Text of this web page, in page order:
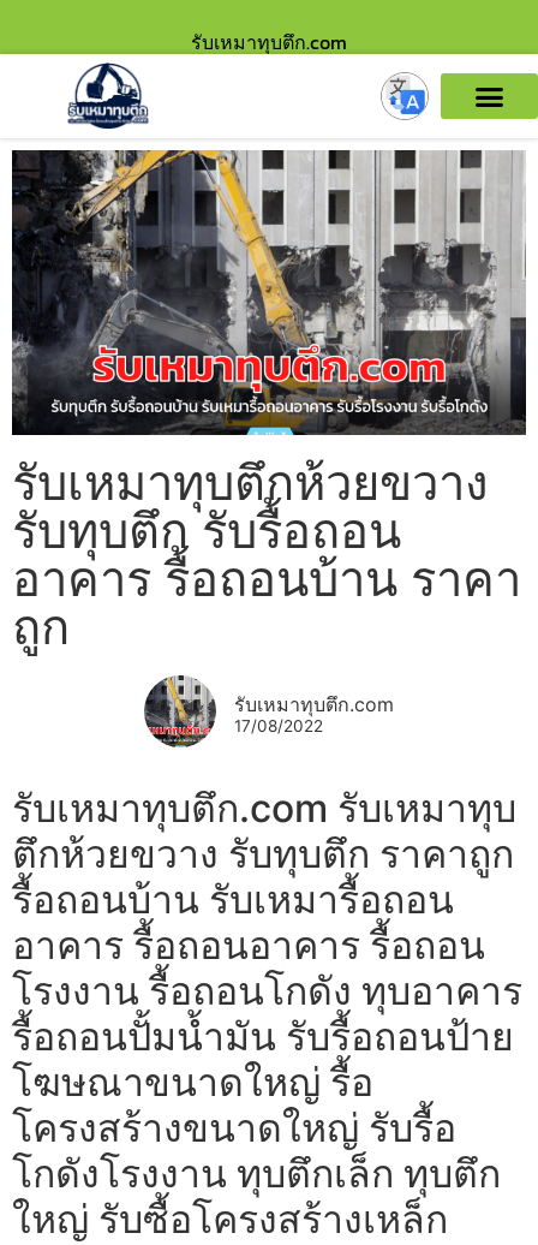
รับเหมาทุบตึก.com
รับเหมาทุบตึกห้วยขวาง
รับทุบตึก รับรื้อถอน
อาคาร รื้อถอนบ้าน ราคา
ถูก
รับเหมาทุบตึก.com
17/08/2022
รับเหมาทุบตึก.com รับเหมาทุบ
ตึกห้วยขวาง รับทุบตึก ราคาถูก
รื้อถอนบ้าน รับเหมารื้อถอน
อาคาร รื้อถอนอาคาร รื้อถอน
โรงงาน รื้อถอนโกดัง ทุบอาคาร
รื้อถอนปั้มน้ำมัน รับรื้อถอนป้าย
โฆษณาขนาดใหญ่ รื้อ
โครงสร้างขนาดใหญ่ รับรื้อ
โกดังโรงงาน ทุบตึกเล็ก ทุบตึก
ใหญ่ รับซื้อโครงสร้างเหล็ก